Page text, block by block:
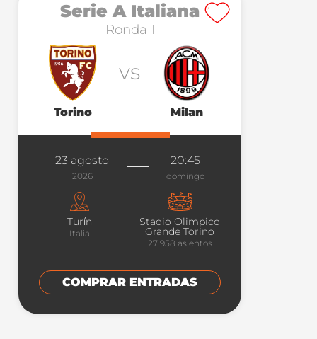
Serie A Italiana
Ronda 1
Torino
vs
Milan
23 agosto
2026
20:45
domingo
Turín
Italia
Stadio Olimpico
Grande Torino
27 958 asientos
COMPRAR ENTRADAS